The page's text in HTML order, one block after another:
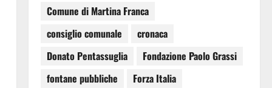
Comune di Martina Franca
consiglio comunale
cronaca
Donato Pentassuglia
Fondazione Paolo Grassi
fontane pubbliche
Forza Italia